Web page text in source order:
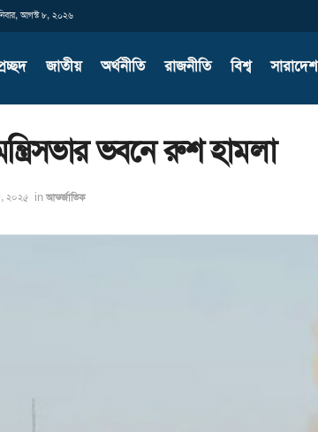
আগস্ট ৮, ২০২৬
জাতীয় অর্থনীতি রাজনীতি বিশ্ব সারাদেশ
ভবনে রুশ হামলা
২০২৫ in আন্তর্জাতিক